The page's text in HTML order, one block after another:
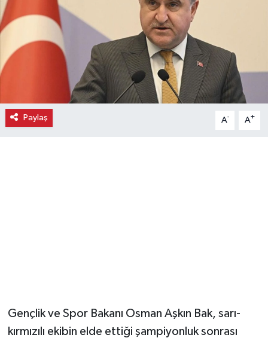
Paylaş A- A+
Gençlik ve Spor Bakanı Osman Aşkın Bak, sarı-
kırmızılı ekibin elde ettiği şampiyonluk sonrası
Emlak
Gündem
Haber
Seri İlan